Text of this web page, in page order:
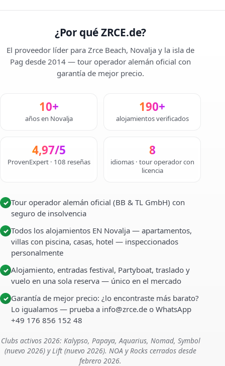
¿Por qué ZRCE.de?
El proveedor líder para Zrce Beach, Novalja y la isla de
Pag desde 2014 — tour operador alemán oficial con
garantía de mejor precio.
10+
años en Novalja
190+
alojamientos verificados
4,97/5
ProvenExpert · 108 reseñas
8
idiomas · tour operador con
licencia
✓ Tour operador alemán oficial (BB & TL GmbH) con
seguro de insolvencia
✓ Todos los alojamientos EN Novalja — apartamentos,
villas con piscina, casas, hotel — inspeccionados
personalmente
✓ Alojamiento, entradas festival, Partyboat, traslado y
vuelo en una sola reserva — único en el mercado
✓ Garantía de mejor precio: ¿lo encontraste más barato?
Lo igualamos — prueba a info@zrce.de o WhatsApp
+49 176 856 152 48
Clubs activos 2026: Kalypso, Papaya, Aquarius, Nomad, Symbol
(nuevo 2026) y Lift (nuevo 2026). NOA y Rocks cerrados desde
febrero 2026.